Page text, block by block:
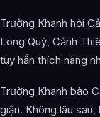
Trường Khanh hỏi
Long Quỳ, Cảnh
tuy hắn thích nàng
Trường Khanh bảo
giận. Không lâu